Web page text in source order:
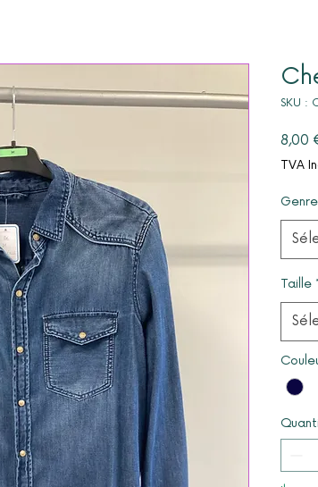
SKU :
8,00
TVA
Genre
Taille *